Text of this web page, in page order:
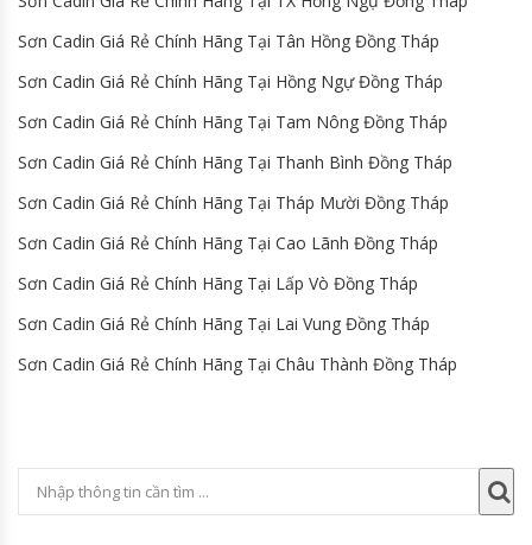
Sơn Cadin Giá Rẻ Chính Hãng Tại Tân Hồng Đồng Tháp
Sơn Cadin Giá Rẻ Chính Hãng Tại Hồng Ngự Đồng Tháp
Sơn Cadin Giá Rẻ Chính Hãng Tại Tam Nông Đồng Tháp
Sơn Cadin Giá Rẻ Chính Hãng Tại Thanh Bình Đồng Tháp
Sơn Cadin Giá Rẻ Chính Hãng Tại Tháp Mười Đồng Tháp
Sơn Cadin Giá Rẻ Chính Hãng Tại Cao Lãnh Đồng Tháp
Sơn Cadin Giá Rẻ Chính Hãng Tại Lấp Vò Đồng Tháp
Sơn Cadin Giá Rẻ Chính Hãng Tại Lai Vung Đồng Tháp
Sơn Cadin Giá Rẻ Chính Hãng Tại Châu Thành Đồng Tháp